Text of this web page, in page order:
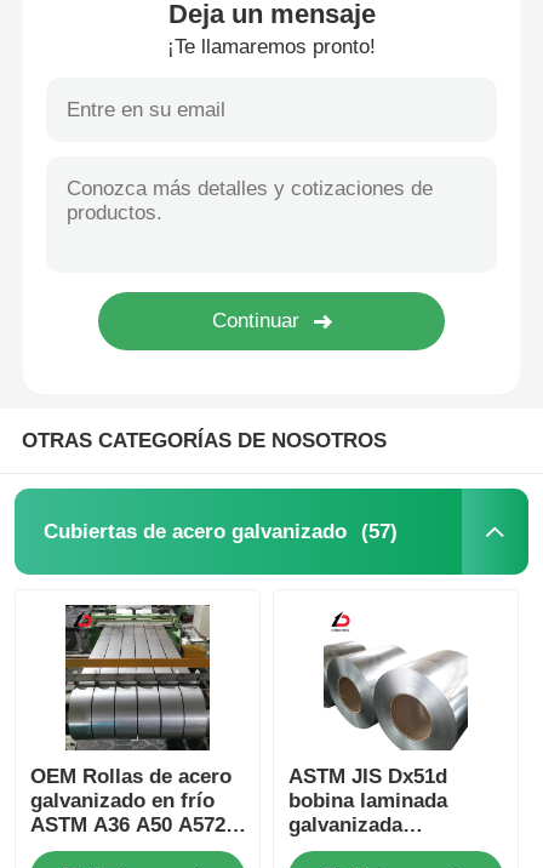
Control de calidad
Noticias
Solicitar una cita
Cubiertas de acero galvanizado
Bobina de acero de PPGI
Cubiertas de acero al carbono
Haz de acero de carbono H
Deja un mensaje
¡Te llamaremos pronto!
OTRAS CATEGORÍAS DE NOSOTROS
Cubiertas de acero galvanizado (57)
OEM Rollas de acero
galvanizado en frío
ASTM A36 A50 A572
A992 Z120 Z275
ASTM JIS Dx51d
bobina laminada
galvanizada
sumergida en caliente